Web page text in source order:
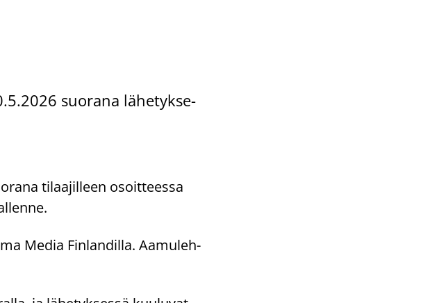
suo­ra­na lä­he­tyk­se­
ti­laa­jil­leen osoit­tees­sa
Media Fin­lan­dil­la. Aa­mu­leh­